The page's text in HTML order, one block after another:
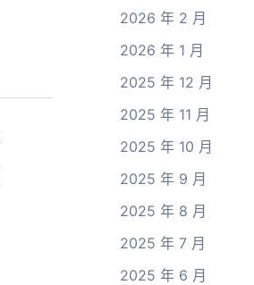
2026 年 2 月
2026 年 1 月
2025 年 12 月
2025 年 11 月
2025 年 10 月
2025 年 9 月
2025 年 8 月
2025 年 7 月
2025 年 6 月